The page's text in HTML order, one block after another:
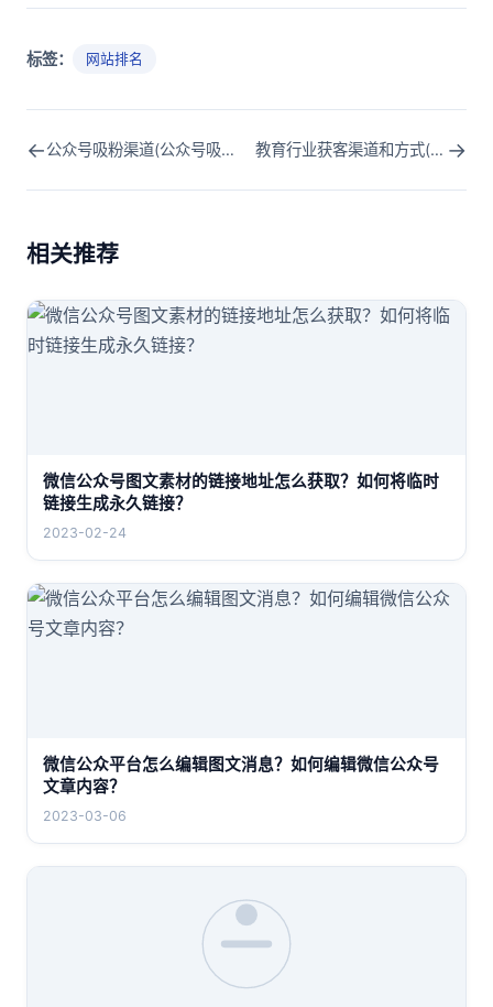
标签： 网站排名
← 公众号吸粉渠道(公众号吸粉渠道是什么) 教育行业获客渠道和方式(教育机构获客渠道) →
相关推荐
微信公众号图文素材的链接地址怎么获取？如何将临时
链接生成永久链接？
2023-02-24
微信公众平台怎么编辑图文消息？如何编辑微信公众号
文章内容？
2023-03-06